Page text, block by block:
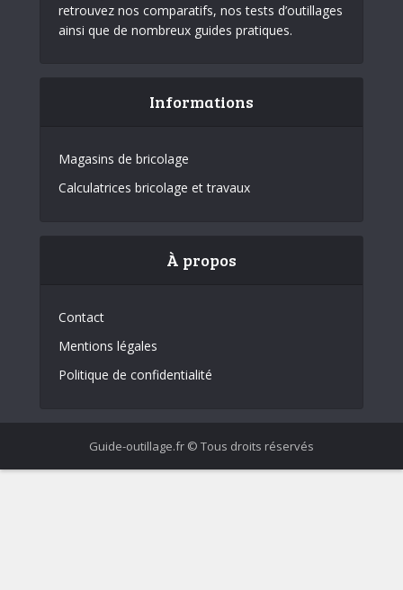
retrouvez nos comparatifs, nos tests d’outillages
ainsi que de nombreux guides pratiques.
Informations
Magasins de bricolage
Calculatrices bricolage et travaux
À propos
Contact
Mentions légales
Politique de confidentialité
Guide-outillage.fr © Tous droits réservés